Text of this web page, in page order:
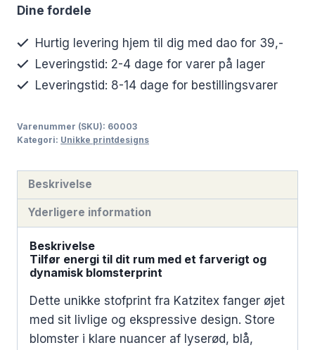
kunstnerisk
Dine fordele
Hurtig levering hjem til dig med dao for 39,-
Leveringstid: 2-4 dage for varer på lager
Leveringstid: 8-14 dage for bestillingsvarer
Varenummer (SKU): 60003
Kategori: Unikke printdesigns
Beskrivelse
Yderligere information
Beskrivelse
Tilfør energi til dit rum med et farverigt og
dynamisk blomsterprint
Dette unikke stofprint fra Katzitex fanger øjet
med sit livlige og ekspressive design. Store
blomster i klare nuancer af lyserød, blå,